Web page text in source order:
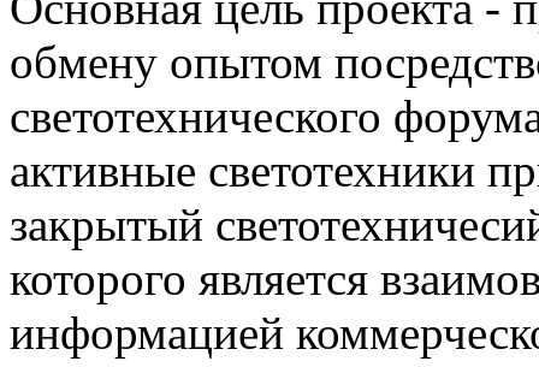
обмену опытом
светотехнического
активные светотехники
закрытый
которого является
информацией